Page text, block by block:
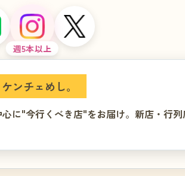
週5本以上
ンチェめし。
に"今行くべき店"をお届け。新店・行列